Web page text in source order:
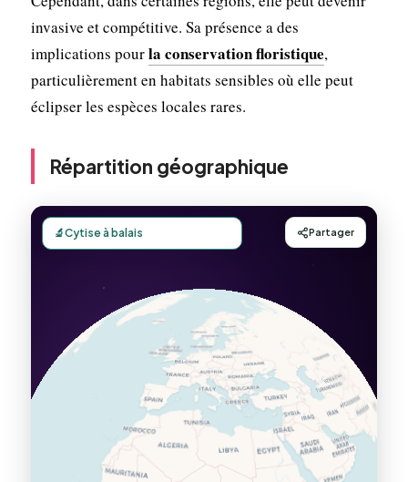
invasive et compétitive. Sa présence a des
implications pourla conservation floristique,
particulièrement en habitats sensibles où elle peut
éclipser les espèces locales rares.
Répartition géographique